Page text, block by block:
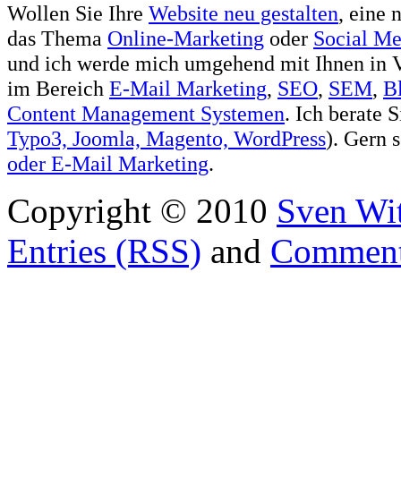
Wollen Sie Ihre Website neu gestalten, eine
das Thema Online-Marketing oder Social
und ich werde mich umgehend mit Ihnen in
im Bereich E-Mail Marketing, SEO, SEM,
Content Management Systemen. Ich berate
Typo3, Joomla, Magento, WordPress). Gern
oder E-Mail Marketing.
Copyright © 2010 Sven
Entries (RSS) and